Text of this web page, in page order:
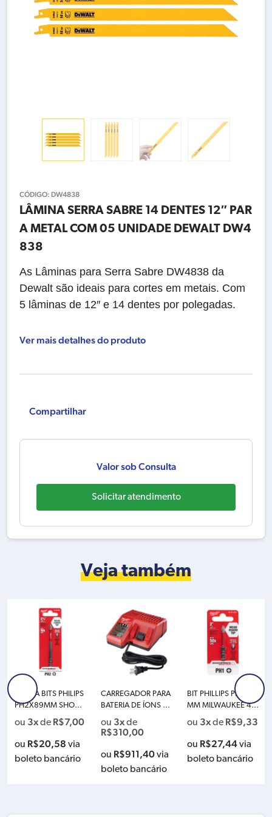
CÓDIGO: DW4838
LÂMINA SERRA SABRE 14 DENTES 12″ PAR
A METAL COM 05 UNIDADE DEWALT DW4
838
As Lâminas para Serra Sabre DW4838 da
Dewalt são ideais para cortes em metais. Com
5 lâminas de 12″ e 14 dentes por polegadas.
Ver mais detalhes do produto
Compartilhar
Valor sob Consulta
Solicitar atendimento
Veja também
PONTA BITS PHILIPS
PH2X89MM SHOCK
WAVE MILWAUKEE 4
8-32-4562
ou 3xde R$7,00
ou R$20,58 via
boleto bancário
CARREGADOR PARA
BATERIA DE ÍONS DE
LÍTIO MULTI DE 12V/
18V M12/M18 MILW
AUKEE 48-59-1812
220V
ou 3xde
R$310,00
ou R$911,40via
boleto bancário
BIT PHILLIPS PH1X50
MM MILWAUKEE 48-
32-4461
ou 3xde R$9,33
ou R$27,44via
boleto bancário